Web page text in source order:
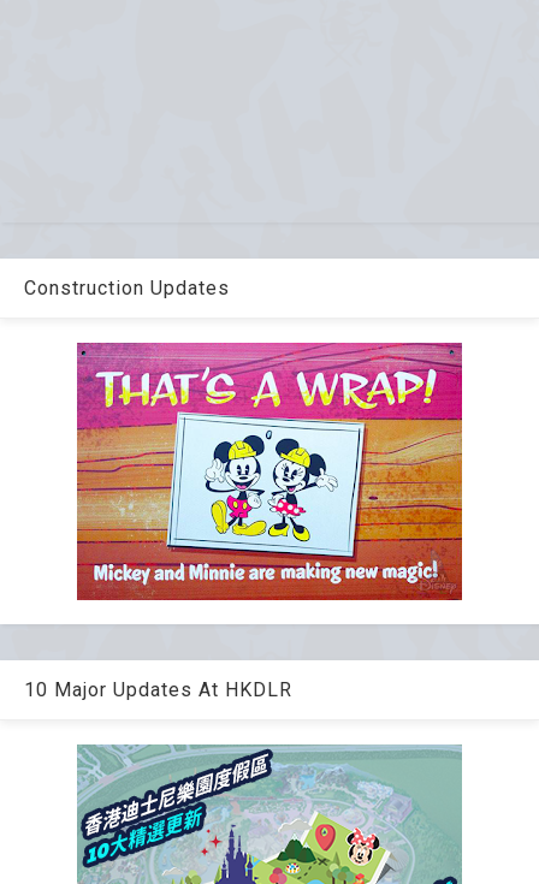
Construction Updates
10 Major Updates At HKDLR